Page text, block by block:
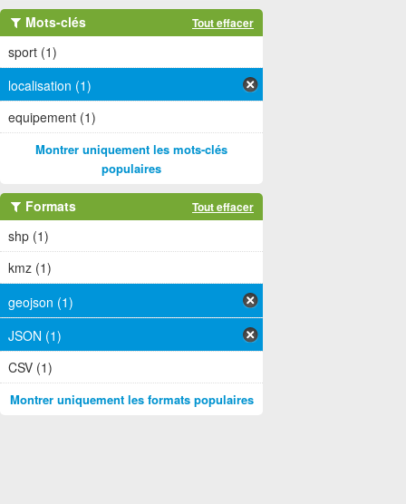
Mots-clés Tout effacer
sport (1)
localisation (1)
equipement (1)
Montrer uniquement les mots-clés
populaires
Formats Tout effacer
shp (1)
kmz (1)
geojson (1)
JSON (1)
CSV (1)
Montrer uniquement les formats populaires